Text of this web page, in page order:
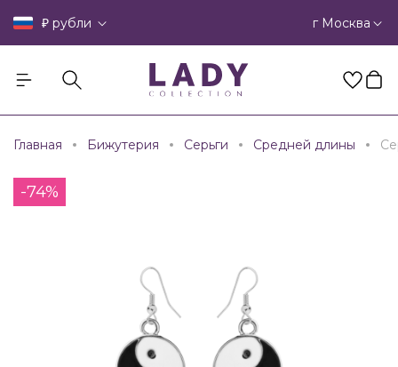
₽ рубли г Москва
Главная Бижутерия Серьги Средней длины
-74%